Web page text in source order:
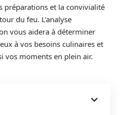
préparations et la convivialité
du feu. L’analyse
vous aidera à déterminer
à vos besoins culinaires et
vos moments en plein air.